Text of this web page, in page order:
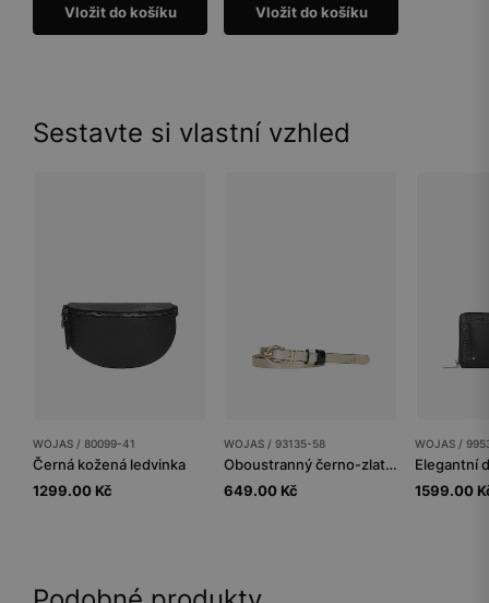
Vložit do košíku Vložit do košíku
Sestavte si vlastní vzhled
WOJAS / 80099-41
Černá kožená ledvinka
1299.00 Kč
WOJAS / 93135-58
Oboustranný černo-zlatý dámský pásek se zlatou přezkou
649.00 Kč
WOJAS /
1599.00